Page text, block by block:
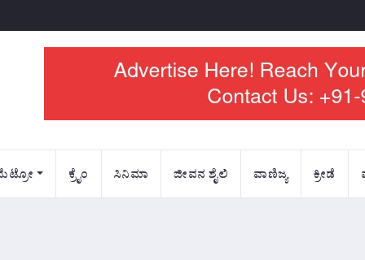
ಕ್ರೈಂ ಸಿನಿಮಾ ಜೀವನ ಶೈಲಿ ವಾಣಿಜ್ಯ ಕ್ರೀಡೆ